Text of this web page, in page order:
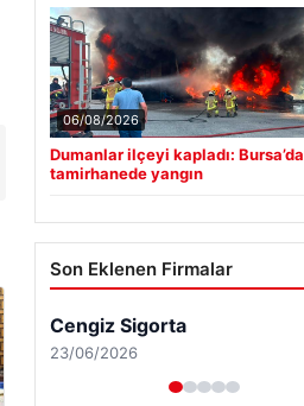
06/08/2026
Dumanlar ilçeyi kapladı: Bursa’da
tamirhanede yangın
Son Eklenen Firmalar